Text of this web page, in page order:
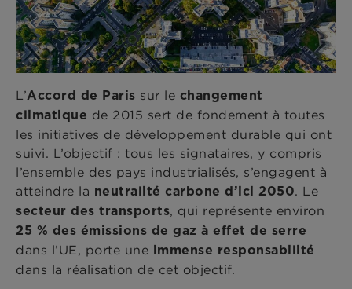
L’Accord de Paris sur le changement
climatique de 2015 sert de fondement à toutes
les initiatives de développement durable qui ont
suivi. L’objectif : tous les signataires, y compris
l’ensemble des pays industrialisés, s’engagent à
atteindre la neutralité carbone d’ici 2050. Le
secteur des transports, qui représente environ
25 % des émissions de gaz à effet de serre
dans l’UE, porte une immense responsabilité
dans la réalisation de cet objectif.